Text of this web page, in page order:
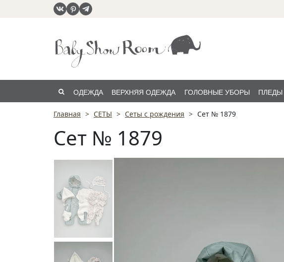
ОДЕЖДА ВЕРХНЯЯ ОДЕЖДА ГОЛОВНЫЕ УБОРЫ ПЛЕДЫ
РАСПРОДАЖА
Главная СЕТЫ Сеты с рождения Сет № 1879
Сет № 1879